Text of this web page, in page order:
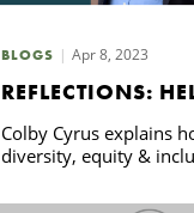
BLOGS Apr 8, 2023
REFLECTIONS:
Colby Cyrus explains
diversity, equity &